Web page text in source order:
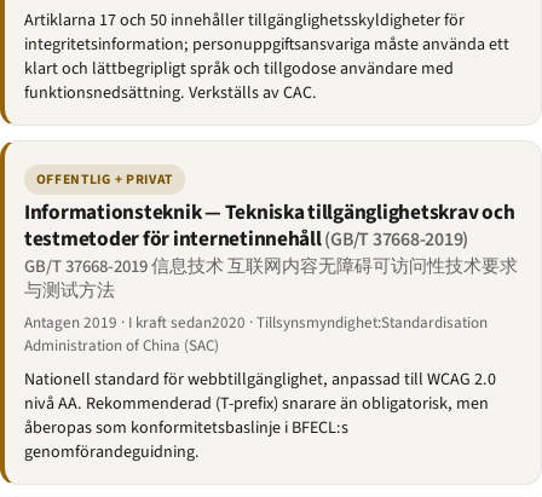
Artiklarna 17 och 50 innehåller tillgänglighetsskyldigheter för
integritetsinformation; personuppgiftsansvariga måste använda ett
klart och lättbegripligt språk och tillgodose användare med
funktionsnedsättning. Verkställs av CAC.
OFFENTLIG + PRIVAT
Informationsteknik — Tekniska tillgänglighetskrav och
testmetoder för internetinnehåll(GB/T 37668-2019)
GB/T 37668-2019 信息技术 互联网内容无障碍可访问性技术要求
与测试方法
Antagen 2019 · I kraft sedan2020 · Tillsynsmyndighet:Standardisation
Administration of China (SAC)
Nationell standard för webbtillgänglighet, anpassad till WCAG 2.0
nivå AA. Rekommenderad (T-prefix) snarare än obligatorisk, men
åberopas som konformitetsbaslinje i BFECL:s
genomförandeguidning.